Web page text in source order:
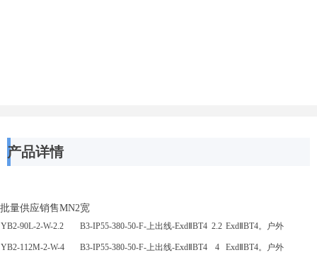
产品详情
批量供应销售MN2宽
YB2-90L-2-W-2.2 B3-IP55-380-50-F-上出线-ExdⅡBT4 2.2 ExdⅡBT4。户外
YB2-112M-2-W-4 B3-IP55-380-50-F-上出线-ExdⅡBT4 4 ExdⅡBT4。户外